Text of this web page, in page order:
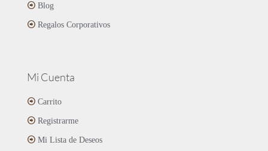
Blog
Regalos Corporativos
Mi Cuenta
Carrito
Registrarme
Mi Lista de Deseos